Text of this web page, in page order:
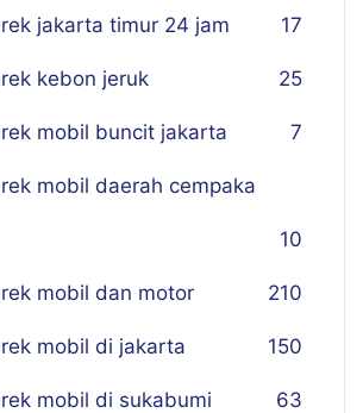
jakarta timur 24 jam 17
kebon jeruk 25
mobil buncit jakarta 7
mobil daerah cempaka
10
mobil dan motor 210
mobil di jakarta 150
mobil di sukabumi 63